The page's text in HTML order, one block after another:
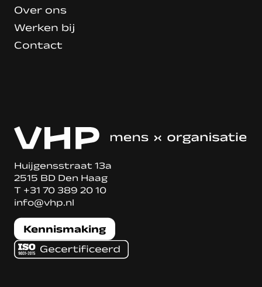
Over ons
Werken bij
Contact
Huijgensstraat 13a
2515 BD Den Haag
T +31 70 389 20 10
info@vhp.nl
Kennismaking